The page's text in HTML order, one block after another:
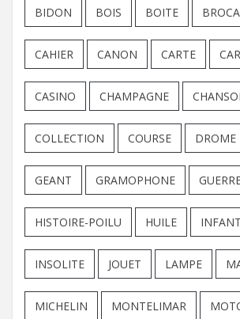
BIDON BOIS BOITE
CAHIER CANON CARTE
CASINO CHAMPAGNE
COLLECTION COURSE DROME
GEANT GRAMOPHONE
HISTOIRE-POILU HUILE
INSOLITE JOUET LAMPE
MICHELIN MONTELIMAR